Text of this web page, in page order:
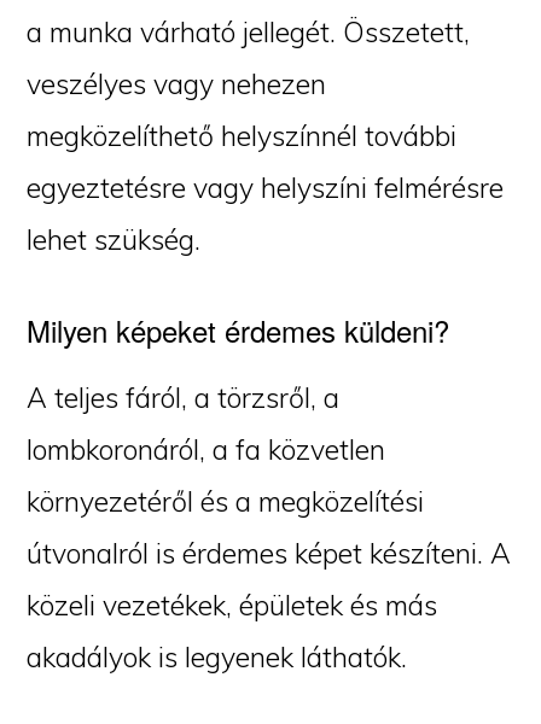
a munka várható jellegét. Összetett,
veszélyes vagy nehezen
megközelíthető helyszínnél további
egyeztetésre vagy helyszíni felmérésre
lehet szükség.
Milyen képeket érdemes küldeni?
A teljes fáról, a törzsről, a
lombkoronáról, a fa közvetlen
környezetéről és a megközelítési
útvonalról is érdemes képet készíteni. A
közeli vezetékek, épületek és más
akadályok is legyenek láthatók.